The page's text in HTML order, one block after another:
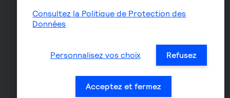
Assurance obsèques
Garantie Protection Accident
Assurance homme clé
Prévoyance cadre
Consultez la Politique de Protection des
Données
Personnalisez vos choix Refusez
Acceptez et fermez